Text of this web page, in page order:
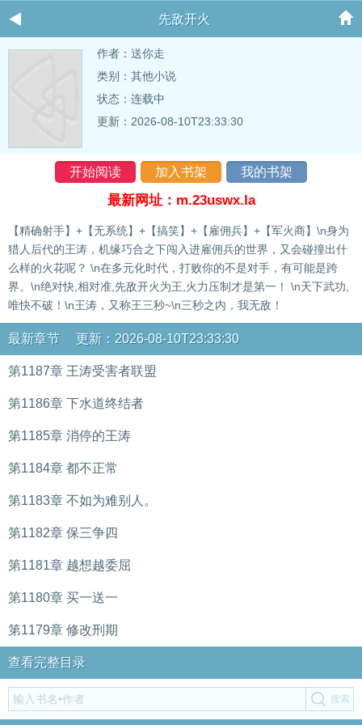
先敌开火
作者： 送你走
类别：其他小说
状态：连载中
更新：2026-08-10T23:33:30
开始阅读 加入书架 我的书架
最新网址：m.23uswx.la
【精确射手】+【无系统】+【搞笑】+【雇佣兵】+【军火商】\n身为
猎人后代的王涛，机缘巧合之下闯入进雇佣兵的世界，又会碰撞出什
么样的火花呢？ \n在多元化时代，打败你的不是对手，有可能是跨
界。\n绝对快,相对准,先敌开火为王,火力压制才是第一！ \n天下武功,
唯快不破！\n王涛，又称王三秒~\n三秒之内，我无敌！
最新章节 更新：2026-08-10T23:33:30
第1187章 王涛受害者联盟
第1186章 下水道终结者
第1185章 消停的王涛
第1184章 都不正常
第1183章 不如为难别人。
第1182章 保三争四
第1181章 越想越委屈
第1180章 买一送一
第1179章 修改刑期
查看完整目录